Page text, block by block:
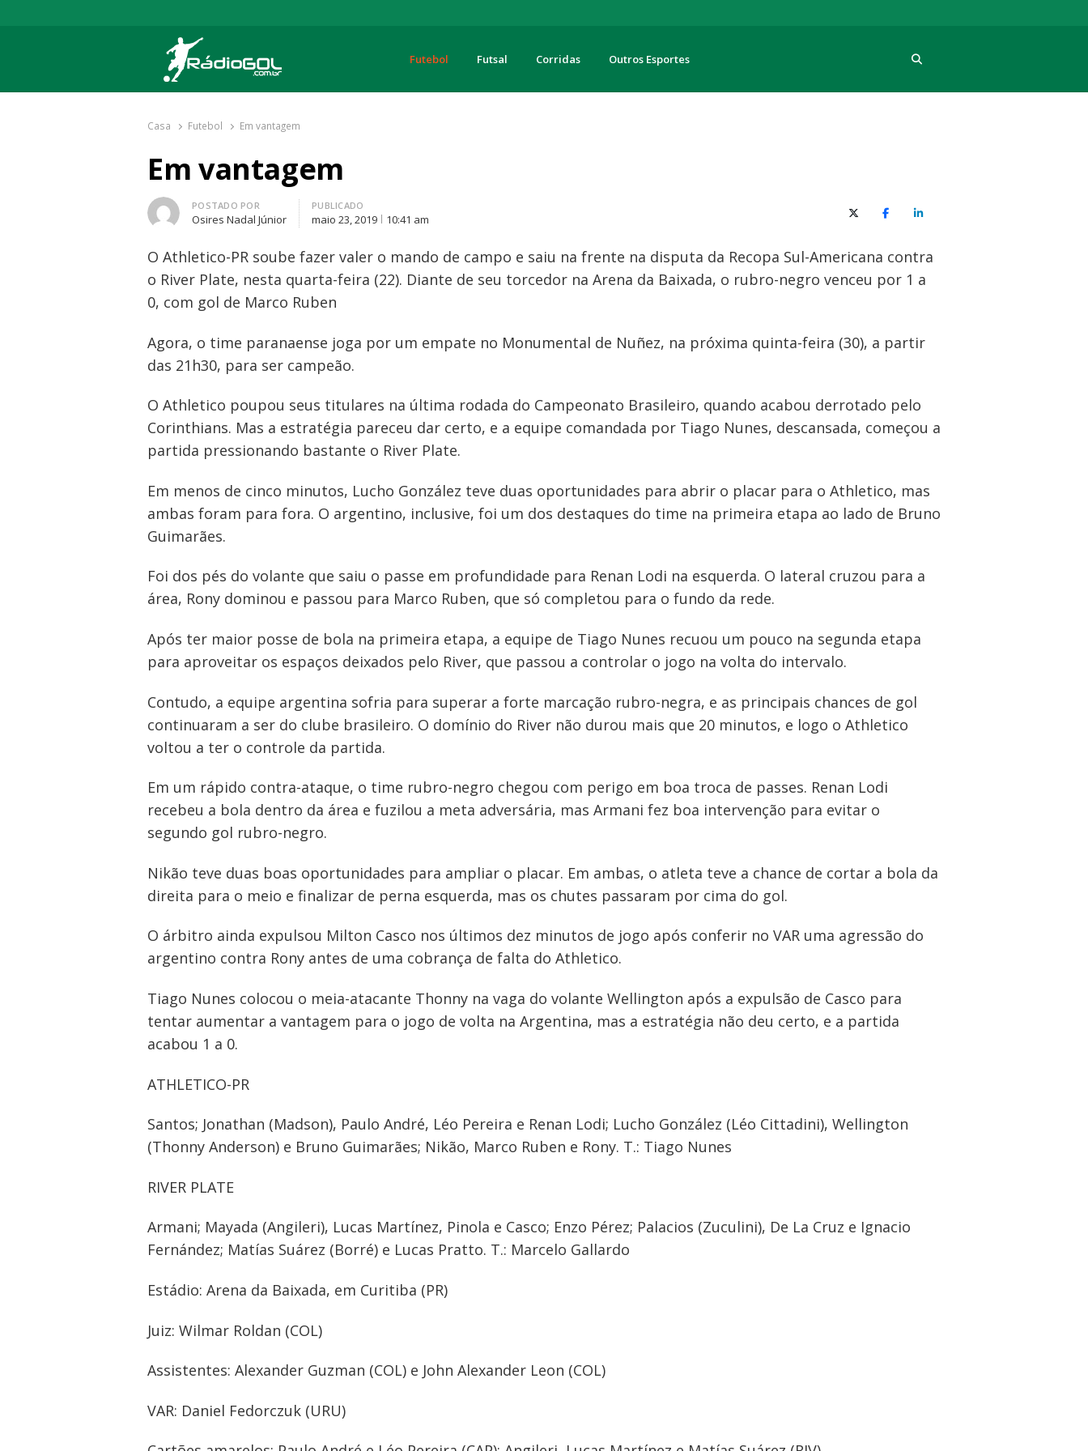
Rádio Gol
Há mais de 20 anos com as melhores coberturas
Futebol Futsal Corridas Outros Esportes
Casa Futebol Em vantagem
Em vantagem
Autor
POSTADO POR
Osires Nadal Júnior
PUBLICADO
maio 23, 2019 10:41 am X (Twitter)FacebookO LinkedIn
O Athletico-PR soube fazer valer o mando de campo e saiu na frente na disputa da Recopa Sul-Americana contra
o River Plate, nesta quarta-feira (22). Diante de seu torcedor na Arena da Baixada, o rubro-negro venceu por 1 a
0, com gol de Marco Ruben
Agora, o time paranaense joga por um empate no Monumental de Nuñez, na próxima quinta-feira (30), a partir
das 21h30, para ser campeão.
O Athletico poupou seus titulares na última rodada do Campeonato Brasileiro, quando acabou derrotado pelo
Corinthians. Mas a estratégia pareceu dar certo, e a equipe comandada por Tiago Nunes, descansada, começou a
partida pressionando bastante o River Plate.
Em menos de cinco minutos, Lucho González teve duas oportunidades para abrir o placar para o Athletico, mas
ambas foram para fora. O argentino, inclusive, foi um dos destaques do time na primeira etapa ao lado de Bruno
Guimarães.
Foi dos pés do volante que saiu o passe em profundidade para Renan Lodi na esquerda. O lateral cruzou para a
área, Rony dominou e passou para Marco Ruben, que só completou para o fundo da rede.
Após ter maior posse de bola na primeira etapa, a equipe de Tiago Nunes recuou um pouco na segunda etapa
para aproveitar os espaços deixados pelo River, que passou a controlar o jogo na volta do intervalo.
Contudo, a equipe argentina sofria para superar a forte marcação rubro-negra, e as principais chances de gol
continuaram a ser do clube brasileiro. O domínio do River não durou mais que 20 minutos, e logo o Athletico
voltou a ter o controle da partida.
Em um rápido contra-ataque, o time rubro-negro chegou com perigo em boa troca de passes. Renan Lodi
recebeu a bola dentro da área e fuzilou a meta adversária, mas Armani fez boa intervenção para evitar o
segundo gol rubro-negro.
Nikão teve duas boas oportunidades para ampliar o placar. Em ambas, o atleta teve a chance de cortar a bola da
direita para o meio e finalizar de perna esquerda, mas os chutes passaram por cima do gol.
O árbitro ainda expulsou Milton Casco nos últimos dez minutos de jogo após conferir no VAR uma agressão do
argentino contra Rony antes de uma cobrança de falta do Athletico.
Tiago Nunes colocou o meia-atacante Thonny na vaga do volante Wellington após a expulsão de Casco para
tentar aumentar a vantagem para o jogo de volta na Argentina, mas a estratégia não deu certo, e a partida
acabou 1 a 0.
ATHLETICO-PR
Santos; Jonathan (Madson), Paulo André, Léo Pereira e Renan Lodi; Lucho González (Léo Cittadini), Wellington
(Thonny Anderson) e Bruno Guimarães; Nikão, Marco Ruben e Rony. T.: Tiago Nunes
RIVER PLATE
Armani; Mayada (Angileri), Lucas Martínez, Pinola e Casco; Enzo Pérez; Palacios (Zuculini), De La Cruz e Ignacio
Fernández; Matías Suárez (Borré) e Lucas Pratto. T.: Marcelo Gallardo
Estádio: Arena da Baixada, em Curitiba (PR)
Juiz: Wilmar Roldan (COL)
Assistentes: Alexander Guzman (COL) e John Alexander Leon (COL)
VAR: Daniel Fedorczuk (URU)